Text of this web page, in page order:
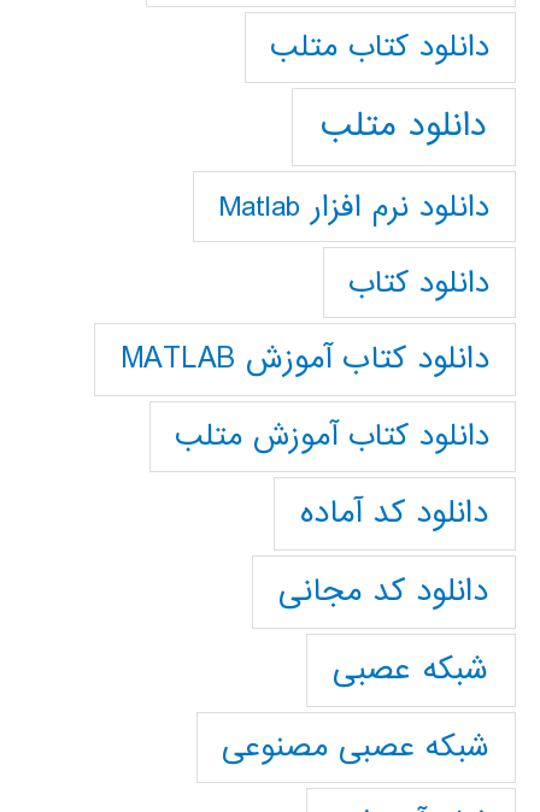
دانلود كتاب متلب
دانلود متلب
دانلود نرم افزار Matlab
دانلود کتاب
دانلود کتاب آموزش MATLAB
دانلود کتاب آموزش متلب
دانلود کد آماده
دانلود کد مجانی
شبکه عصبی
شبکه عصبی مصنوعی